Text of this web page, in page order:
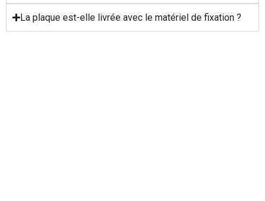
La plaque est-elle livrée avec le matériel de fixation ?